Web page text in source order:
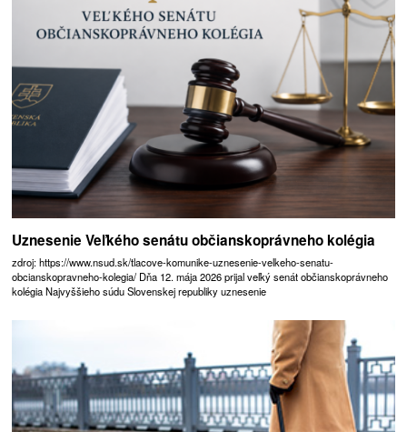
Uznesenie Veľkého senátu občianskoprávneho kolégia
zdroj: https://www.nsud.sk/tlacove-komunike-uznesenie-velkeho-senatu-
obcianskopravneho-kolegia/ Dňa 12. mája 2026 prijal veľký senát občianskoprávneho
kolégia Najvyššieho súdu Slovenskej republiky uznesenie